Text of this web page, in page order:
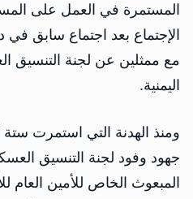
المستمرة في العمل على
الإجتماع بعد اجتماع سابق
مع ممثلين عن لجنة التنسيق
اليمنية.
جهود وفود لجنة التنسيق
المبعوث الخاص للأمين العام